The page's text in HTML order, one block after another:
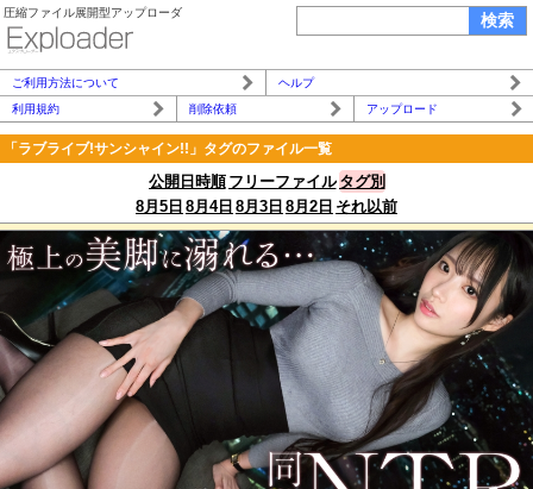
圧縮ファイル展開型アップローダ
ご利用方法について
ヘルプ
利用規約
削除依頼 アップロード
「ラブライブ!サンシャイン!!」タグのファイル一覧
公開日時順 フリーファイル タグ別
8月5日 8月4日 8月3日 8月2日 それ以前